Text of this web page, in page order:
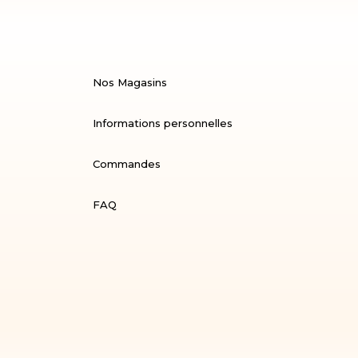
Nos Magasins
Informations personnelles
Commandes
FAQ